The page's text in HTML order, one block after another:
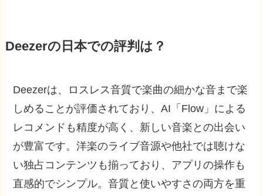
Deezerの日本での評判は？
Deezerは、ロスレス音質で楽曲の細かな音まで楽
しめることが評価されており、AI「Flow」による
レコメンドも精度が高く、新しい音楽との出会い
が豊富です。洋楽のライブ音源や他社では聴けな
い独占コンテンツも揃っており、アプリの操作も
直感的でシンプル。音質と使いやすさの両方を重